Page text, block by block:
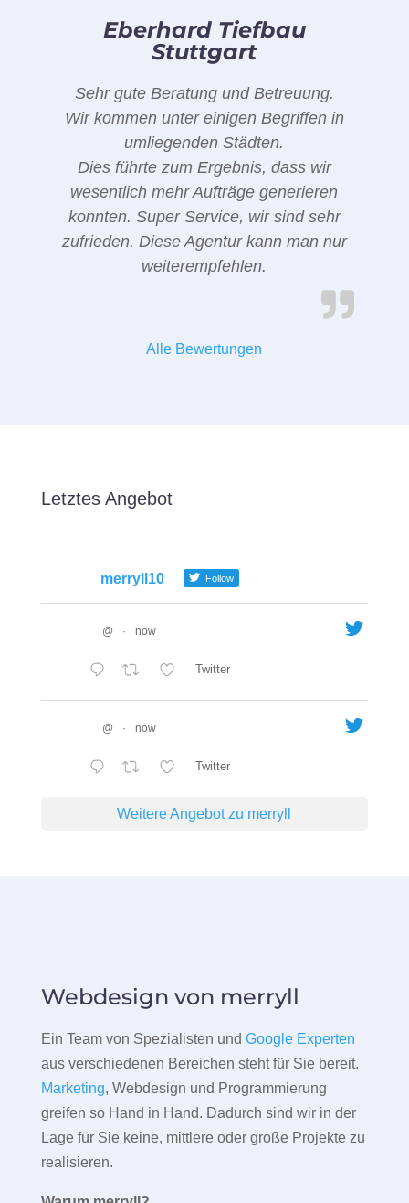
Eberhard Tiefbau
Stuttgart
Sehr gute Beratung und Betreuung.
Wir kommen unter einigen Begriffen in
umliegenden Städten.
Dies führte zum Ergebnis, dass wir
wesentlich mehr Aufträge generieren
konnten. Super Service, wir sind sehr
zufrieden. Diese Agentur kann man nur
weiterempfehlen.
Alle Bewertungen
Letztes Angebot
merryll10 Follow
@ · now
Twitter
@ · now
Twitter
Weitere Angebot zu merryll
Webdesign von merryll
Ein Team von Spezialisten und Google Experten
aus verschiedenen Bereichen steht für Sie bereit.
Marketing, Webdesign und Programmierung
greifen so Hand in Hand. Dadurch sind wir in der
Lage für Sie keine, mittlere oder große Projekte zu
realisieren.